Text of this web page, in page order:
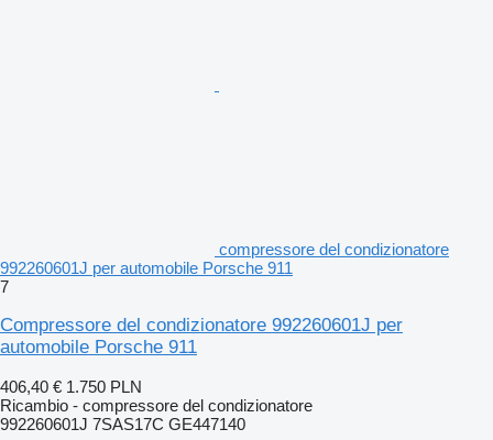
compressore del condizionatore
992260601J per automobile Porsche 911
7
Compressore del condizionatore 992260601J per
automobile Porsche 911
406,40 € 1.750 PLN
Ricambio - compressore del condizionatore
992260601J 7SAS17C GE447140